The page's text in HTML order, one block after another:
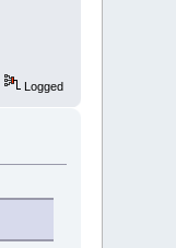
Logged